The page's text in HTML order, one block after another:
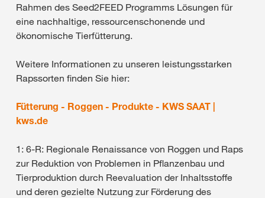
Rahmen des Seed2FEED Programms Lösungen für
eine nachhaltige, ressourcenschonende und
ökonomische Tierfütterung.
Weitere Informationen zu unseren leistungsstarken
Rapssorten finden Sie hier:
Fütterung - Roggen - Produkte - KWS SAAT |
kws.de
1: 6-R: Regionale Renaissance von Roggen und Raps
zur Reduktion von Problemen in Pflanzenbau und
Tierproduktion durch Reevaluation der Inhaltsstoffe
und deren gezielte Nutzung zur Förderung des